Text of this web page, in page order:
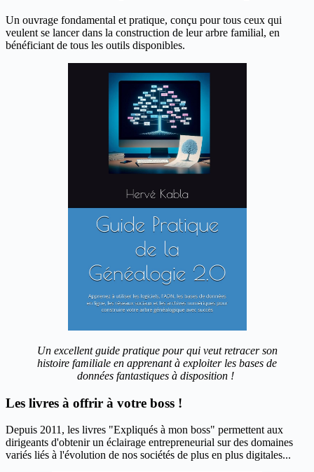
Un ouvrage fondamental et pratique, conçu pour tous ceux qui
veulent se lancer dans la construction de leur arbre familial, en
bénéficiant de tous les outils disponibles.
Un excellent guide pratique pour qui veut retracer son
histoire familiale en apprenant à exploiter les bases de
données fantastiques à disposition !
Les livres à offrir à votre boss !
Depuis 2011, les livres "Expliqués à mon boss" permettent aux
dirigeants d'obtenir un éclairage entrepreneurial sur des domaines
variés liés à l'évolution de nos sociétés de plus en plus digitales...